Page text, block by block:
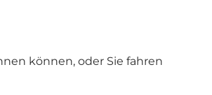
können, oder Sie fahren